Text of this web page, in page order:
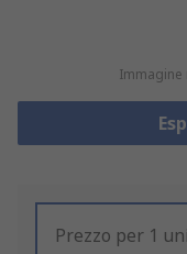
Prezzo per 1